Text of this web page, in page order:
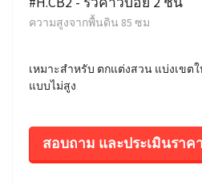
ความสูงจากพื้นดิน 85 ซม
เหมาะสำหรับ ตกแต่งสวน แบ่งเขต
แบบไม่สูง
สอบถาม และประเมินราคา